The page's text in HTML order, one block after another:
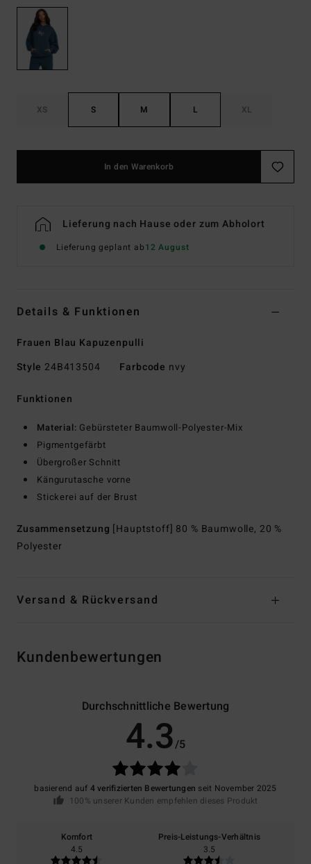
XS S M L XL
In den Warenkorb
Lieferung nach Hause oder zum Abholort
Lieferung geplant ab12 August
Details & Funktionen
Frauen Blau Kapuzenpulli
Style 24B413504 Farbcode nvy
Funktionen
Material: Gebürsteter Baumwoll-Polyester-Mix
Pigmentgefärbt
Übergroßer Schnitt
Kängurutasche vorne
Stickerei auf der Brust
Zusammensetzung [Hauptstoff] 80 % Baumwolle, 20 %
Polyester
Versand & Rückversand
Kundenbewertungen
Durchschnittliche Bewertung
4.3/5
basierend auf 4 verifizierten Bewertungen seit November 2025
100% unserer Kunden empfehlen dieses Produkt
Komfort
4.5
Preis-Leistungs-Verhältnis
3.5